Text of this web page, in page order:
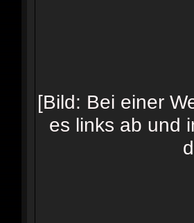
[Bild: Bei einer
es links ab und